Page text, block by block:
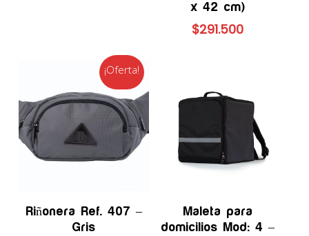
x 42 cm)
$291.500
¡Oferta!
Añadir Al Carrito
Riñonera Ref. 407 –
Gris
Añadir Al Carrito
Maleta para
domicilios Mod: 4 –